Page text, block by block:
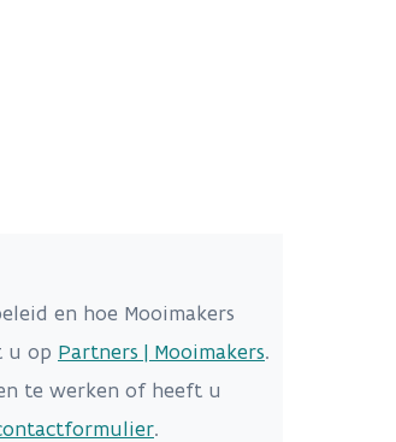
en hoe Mooimakers
u op Partners | Mooimakers.
te werken of heeft u
.